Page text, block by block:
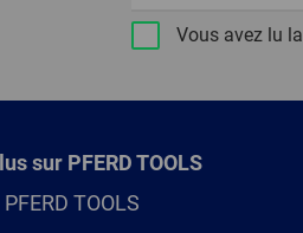
Vous avez lu la
sur PFERD TOOLS
TOOLS